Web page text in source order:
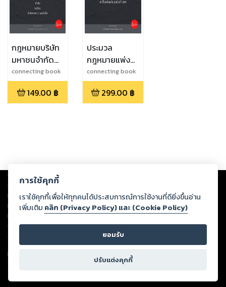
กฎหมายบริษัท
มหาชนจำกัด
(ปรับปรุงล่าสุด
๒๕๖๖)
connecting book
law
149.00 ฿
ประมวล
กฎหมายแพ่ง
และพาณิชย์
ฉบับล่าสุด
2565
connecting book
law
299.00 ฿
Copyright © 2026
ต่อผลงานหรือเนื้อหาใดที่อัปโหลดผ่านเว็บไซต์และปรากฏว่าละเมิดสิทธิใน
ทรัพย์สินทางปัญญาของบุคคลอื่นหรือขัดต่อกฎหมายและศีลธรรม ดังนั้น ผู้อ่าน
ทุกท่านโปรดใช้วิจารณญาณในการกลั่นกรองด้วยตนเอง และหากท่านพบว่าส่วน
หนึ่งส่วนใดขัดต่อกฎหมายและศีลธรรม กรุณาแจ้งมายังบริษัท เพื่อทีมงานจะได้
ดำเนินการในทันที ทั้งนี้ ทางสตอรี่ล็อกขอสงวนลิขสิทธิ์ตามพระราชบัญญัติ
ลิขสิทธิ์ พ.ศ. 2537 (ฉบับล่าสุด)
For support: member@ookbee.com
Version
การใช้คุกกี้
เราใช้คุกกี้เพื่อให้ทุกคนได้ประสบการณ์การใช้งานที่ดียิ่งขึ้นอ่าน
เพิ่มเติม คลิก (Privacy Policy) และ (Cookie Policy)
ยอมรับ
ปรับแต่งคุกกี้